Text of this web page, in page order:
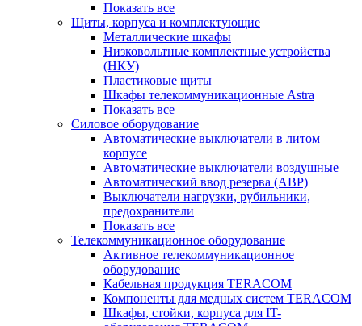
Показать все
Щиты, корпуса и комплектующие
Металлические шкафы
Низковольтные комплектные устройства
(НКУ)
Пластиковые щиты
Шкафы телекоммуникационные Astra
Показать все
Силовое оборудование
Автоматические выключатели в литом
корпусе
Автоматические выключатели воздушные
Автоматический ввод резерва (АВР)
Выключатели нагрузки, рубильники,
предохранители
Показать все
Телекоммуникационное оборудование
Активное телекоммуникационное
оборудование
Кабельная продукция TERACOM
Компоненты для медных систем TERACOM
Шкафы, стойки, корпуса для IT-